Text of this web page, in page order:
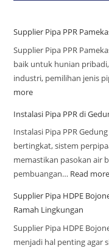
Supplier Pipa PPR
Supplier Pipa PPR
baik untuk hunian
industri, pemilihan jenis
more
Instalasi Pipa PPR di
Instalasi Pipa PPR
bertingkat, sistem
memastikan pasokan air
pembuangan… Read more
Supplier Pipa HDPE
Ramah Lingkungan
Supplier Pipa HDPE
menjadi hal penting agar